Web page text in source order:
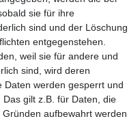
sie für ihre
sind und der Löschung
entgegenstehen.
weil sie für andere und
sind, wird deren
Daten werden gesperrt und
gilt z.B. für Daten, die
aufbewahrt werden